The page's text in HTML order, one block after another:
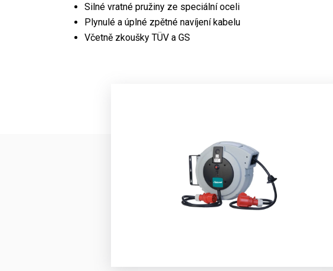
Silné vratné pružiny ze speciální oceli
Plynulé a úplné zpětné navíjení kabelu
Včetně zkoušky TÜV a GS